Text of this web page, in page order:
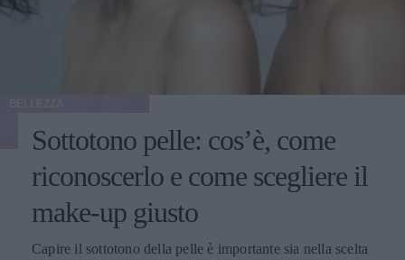
Sottotono pelle: cos’è, come
riconoscerlo e come scegliere il
make-up giusto
Capire il sottotono della pelle è importante sia nella scelta